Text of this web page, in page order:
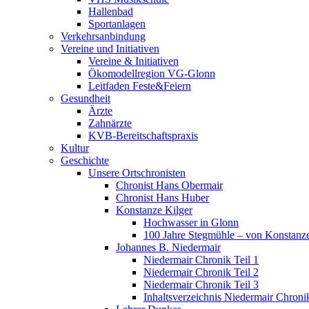
Hallenbad
Sportanlagen
Verkehrsanbindung
Vereine und Initiativen
Vereine & Initiativen
Ökomodellregion VG-Glonn
Leitfaden Feste&Feiern
Gesundheit
Ärzte
Zahnärzte
KVB-Bereitschaftspraxis
Kultur
Geschichte
Unsere Ortschronisten
Chronist Hans Obermair
Chronist Hans Huber
Konstanze Kilger
Hochwasser in Glonn
100 Jahre Stegmühle – von
Johannes B. Niedermair
Niedermair Chronik Teil 1
Niedermair Chronik Teil 2
Niedermair Chronik Teil 3
Inhaltsverzeichnis Niedermair